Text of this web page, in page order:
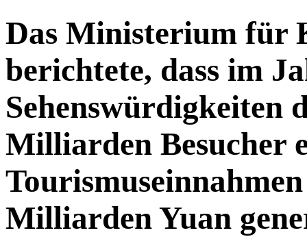
Das Ministerium für
berichtete, dass im
Sehenswürdigkeiten
Milliarden Besucher
Milliarden Yuan